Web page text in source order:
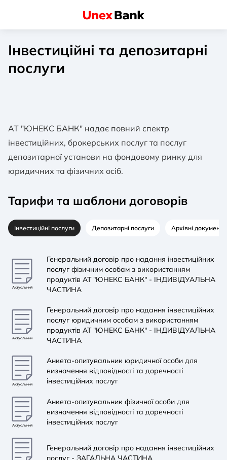
Інвестиційні та депозитарні
послуги
АТ "ЮНЕКС БАНК" надає повний спектр
інвестиційних, брокерських послуг та послуг
депозитарної установи на фондовому ринку для
юридичних та фізичних осіб.
Тарифи та шаблони договорів
Інвестиційні послуги Депозитарні послуги Архівні документи
Актуальний
Генеральний договір про надання інвестиційних
послуг фізичним особам з використанням
продуктів АТ "ЮНЕКС БАНК" - ІНДИВІДУАЛЬНА
ЧАСТИНА
Актуальний
Генеральний договір про надання інвестиційних
послуг юридичним особам з використанням
продуктів АТ "ЮНЕКС БАНК" - ІНДИВІДУАЛЬНА
ЧАСТИНА
Актуальний
Анкета-опитувальник юридичної особи для
визначення відповідності та доречності
інвестиційних послуг
Актуальний
Анкета-опитувальник фізичної особи для
визначення відповідності та доречності
інвестиційних послуг
Генеральний договір про надання інвестиційних